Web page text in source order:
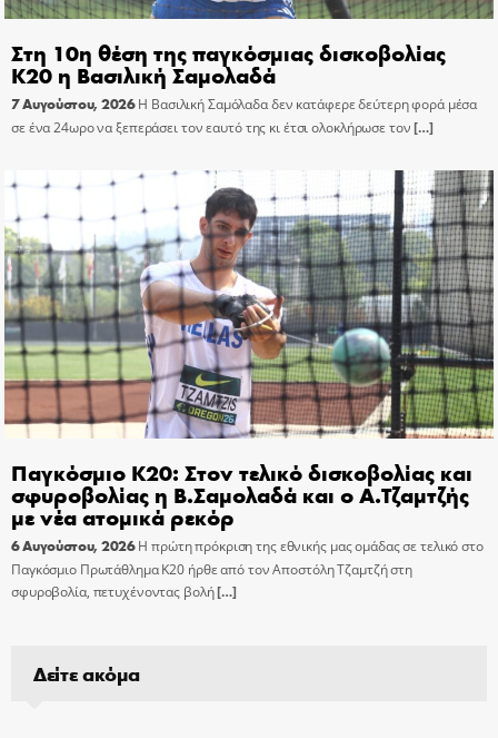
Στη 10η θέση της παγκόσμιας δισκοβολίας
Κ20 η Βασιλική Σαμολαδά
7 Αυγούστου, 2026 Η Βασιλική Σαμόλαδα δεν κατάφερε δεύτερη φορά μέσα
σε ένα 24ωρο να ξεπεράσει τον εαυτό της κι έτσι ολοκλήρωσε τον[…]
Παγκόσμιο Κ20: Στον τελικό δισκοβολίας και
σφυροβολίας η Β.Σαμολαδά και ο Α.Τζαμτζής
με νέα ατομικά ρεκόρ
6 Αυγούστου, 2026 Η πρώτη πρόκριση της εθνικής μας ομάδας σε τελικό στο
Παγκόσμιο Πρωτάθλημα Κ20 ήρθε από τον Αποστόλη Τζαμτζή στη
σφυροβολία, πετυχένοντας βολή[…]
Δείτε ακόμα